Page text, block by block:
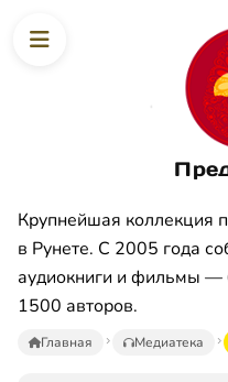
Крупнейшая коллекция
в Рунете. С 2005 года
аудиокниги и фильмы —
1500 авторов.
Главная Медиатека